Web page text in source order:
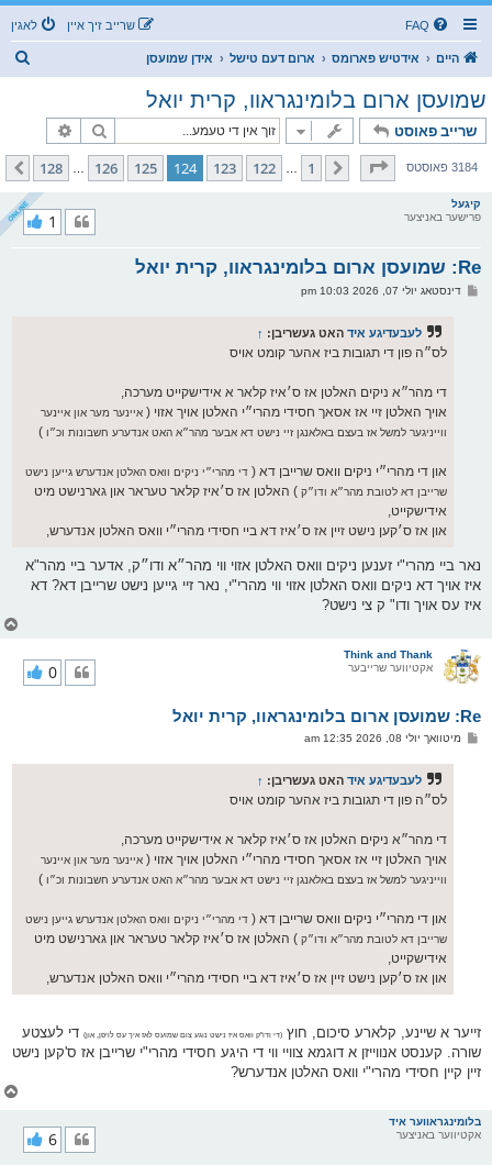
FAQ לאגין שרייב זיך איין
היים אידטיש פארומס ארום דעם טישל אידן שמועסן
שמועסן ארום בלומינגראוו, קרית יואל
שרייב פאוסט זוך
3184 פאוסטס
בלאט124פון128
פריערדיגע 1
122
123
124
125
126
128
קומענדיגע
קיגעל
פרישער באניצער
Re: שמועסן ארום בלומינגראוו, קרית יואל
1
פדינסטאג יולי 07, 2026 10:03 pm
לעבעדיגע איד האט געשריבן: ↑
לס״ה פון די תגובות ביז אהער קומט אויס
די מהר״א ניקים האלטן אז ס׳איז קלאר א אידישקייט מערכה,
אויך האלטן זיי אז אסאך חסידי מהרי״י האלטן אויך אזוי ( איינער מער און איינער
ווייניגער למשל אז בעצם באלאנגן זיי נישט דא אבער מהר״א האט אנדערע חשבונות וכ״ו )
און די מהרי״י ניקים וואס שרייבן דא ( די מהרי״י ניקים וואס האלטן אנדערש גייען נישט
שרייבן דא לטובת מהר״א ודו״ק ) האלטן אז ס׳איז קלאר טעראר און גארנישט מיט
אידישקייט,
און אז ס׳קען נישט זיין אז ס׳איז דא ביי חסידי מהרי״י וואס האלטן אנדערש,
נאר ביי מהרי"י זענען ניקים וואס האלטן אזוי ווי מהר״א ודו״ק, אדער ביי מהר"א
איז אויך דא ניקים וואס האלטן אזוי ווי מהרי"י, נאר זיי גייען נישט שרייבן דא? דא
איז עס אויך ודו" ק צי נישט?
Think and Thank
אקטיווער שרייבער
Re: שמועסן ארום בלומינגראוו, קרית יואל
0
פמיטוואך יולי 08, 2026 12:35 am
לעבעדיגע איד האט געשריבן: ↑
לס״ה פון די תגובות ביז אהער קומט אויס
די מהר״א ניקים האלטן אז ס׳איז קלאר א אידישקייט מערכה,
אויך האלטן זיי אז אסאך חסידי מהרי״י האלטן אויך אזוי ( איינער מער און איינער
ווייניגער למשל אז בעצם באלאנגן זיי נישט דא אבער מהר״א האט אנדערע חשבונות וכ״ו )
און די מהרי״י ניקים וואס שרייבן דא ( די מהרי״י ניקים וואס האלטן אנדערש גייען נישט
שרייבן דא לטובת מהר״א ודו״ק ) האלטן אז ס׳איז קלאר טעראר און גארנישט מיט
אידישקייט,
און אז ס׳קען נישט זיין אז ס׳איז דא ביי חסידי מהרי״י וואס האלטן אנדערש,
זייער א שיינע, קלארע סיכום, חוץ (די ודו"ק וואס איז נישט נוגע צום שמועס לאז איך עס לויפן, און) די לעצטע
שורה. קענסט אנווייזן א דוגמא צוויי ווי די היגע חסידי מהרי"י שרייבן אז ס'קען נישט
זיין קיין חסידי מהרי"י וואס האלטן אנדערש?
בלומינגראווער איד
אקטיווער באניצער
6